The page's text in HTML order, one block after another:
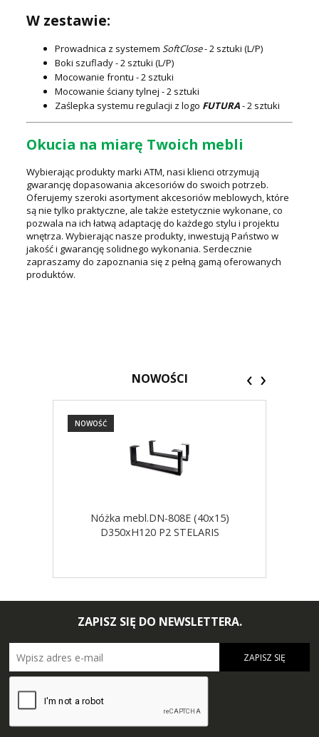
W zestawie:
Prowadnica z systemem SoftClose- 2 sztuki (L/P)
Boki szuflady - 2 sztuki (L/P)
Mocowanie frontu - 2 sztuki
Mocowanie ściany tylnej - 2 sztuki
Zaślepka systemu regulacji z logo FUTURA- 2 sztuki
Okucia na miarę Twoich mebli
Wybierając produkty marki ATM, nasi klienci otrzymują
gwarancję dopasowania akcesoriów do swoich potrzeb.
Oferujemy szeroki asortyment akcesoriów meblowych, które
są nie tylko praktyczne, ale także estetycznie wykonane, co
pozwala na ich łatwą adaptację do każdego stylu i projektu
wnętrza. Wybierając nasze produkty, inwestują Państwo w
jakość i gwarancję solidnego wykonania. Serdecznie
zapraszamy do zapoznania się z pełną gamą oferowanych
produktów.
NOWOŚCI
Nóżka mebl.DN-808E (40x15)
D350xH120 P2 STELARIS
NOWOŚĆ
‹ ›
ZAPISZ SIĘ DO NEWSLETTERA.
ZAPISZ SIĘ